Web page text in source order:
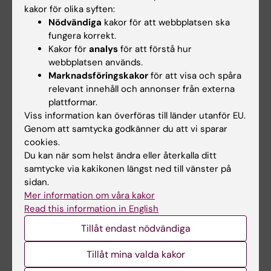
De vetenskapliga frågeställningarna för
projektet är:
Hur ser det longitudinella sambandet ut
mellan psykologisk trygghet i
arbetsgrupper och säkerhetsnivån i
arbetsmiljön i högriskorganisationer?
Hur interagerar samtliga faktorer/variabler
i en helhetlig teoretisk modell?
Hur påverkar ledarskapet (såsom ledarstil,
återkoppling till medarbetarna avseende
säkerhet) främjandet och bibehållandet
av en god psykologisk trygghet i
gruppen?
Nytta och förväntat resultat
Resultaten från studien kommer kunna få
kakor för olika syften:
Nödvändiga kakor för att webbplatsen ska
fungera korrekt.
Kakor för analys för att förstå hur
webbplatsen används.
Marknadsföringskakor för att visa och spåra
relevant innehåll och annonser från externa
plattformar.
Viss information kan överföras till länder utanför EU.
Genom att samtycka godkänner du att vi sparar
cookies.
Du kan när som helst ändra eller återkalla ditt
samtycke via kakikonen längst ned till vänster på
sidan.
Mer information om våra kakor
Read this information in English
Tillåt endast nödvändiga
Tillåt mina valda kakor